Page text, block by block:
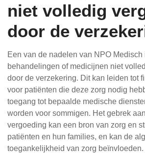
niet volledig
door de
Een van de nadelen van NPO Medisch
behandelingen of medicijnen niet
door de verzekering. Dit kan leiden tot
voor patiënten die deze zorg nodig
toegang tot bepaalde medische
worden voor sommigen. Het gebrek
vergoeding kan een bron van zorg en
patiënten en hun families, en kan de
toegankelijkheid van zorg